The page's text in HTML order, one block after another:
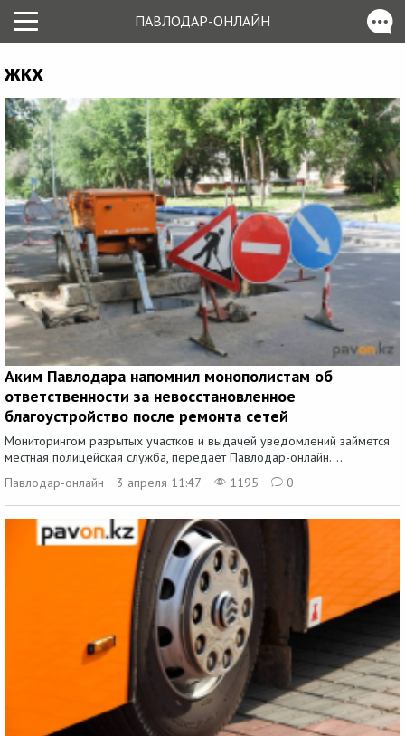
ПАВЛОДАР-ОНЛАЙН
жкх
Аким Павлодара напомнил монополистам об
ответственности за невосстановленное
благоустройство после ремонта сетей
Мониторингом разрытых участков и выдачей уведомлений займется
местная полицейская служба, передает Павлодар-онлайн....
Павлодар-онлайн
3 апреля 11:47 1195 0